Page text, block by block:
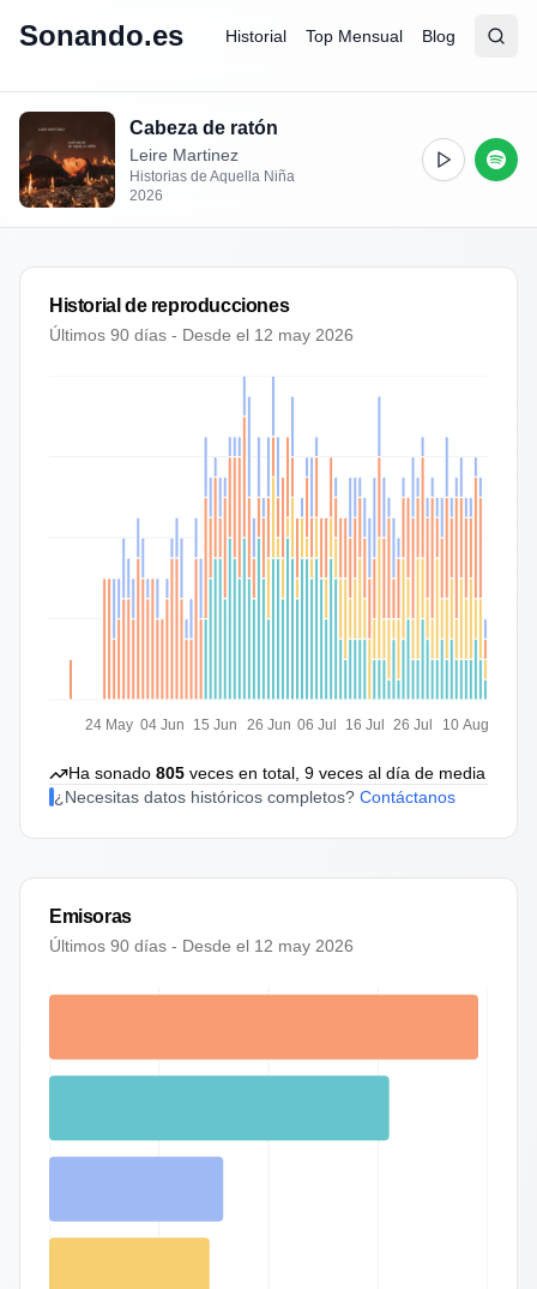
Sonando.es Historial Top Mensual Blog
Abrir
Cabeza de ratón
Leire Martinez
Historias de Aquella Niña
2026
Historial de reproducciones
Últimos 90 días - Desde el 12 may 2026
24 May 04 Jun 15 Jun 26 Jun 06 Jul 16 Jul 26 Jul 10 Aug
Ha sonado 805 veces en total, 9 veces al día de media
¿Necesitas datos históricos completos? Contáctanos
Emisoras
Últimos 90 días - Desde el 12 may 2026